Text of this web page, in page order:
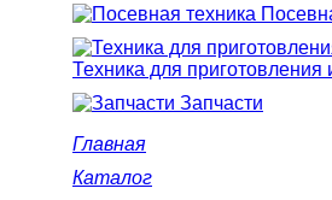
Техника для приготовления
Запчасти
Главная
Каталог